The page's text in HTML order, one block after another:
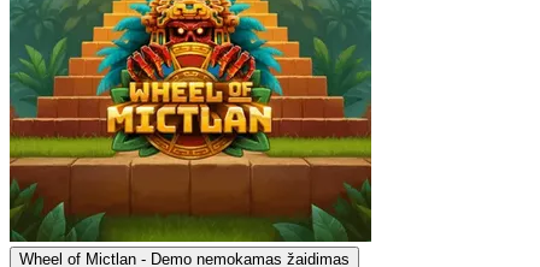
Wheel of Mictlan - Demo nemokamas žaidimas